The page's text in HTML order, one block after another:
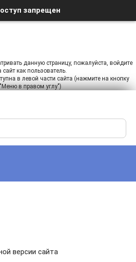
запрещен
данную страницу, пожалуйста, войдите
сайт как пользователь.
в левой части сайта (нажмите на кнопку
"Меню в правом углу")
версии сайта